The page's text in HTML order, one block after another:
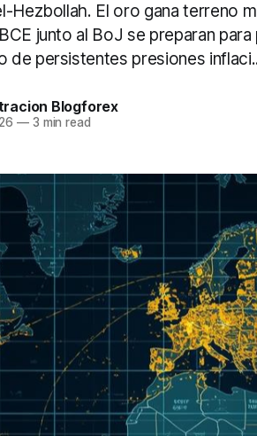
Hezbollah. El oro gana terreno
junto al BoJ se preparan
de persistentes presiones
Blogforex
—3 min read